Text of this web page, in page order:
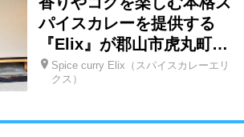
パイスカレーを提供する
『Elix』が郡山市虎丸町…
Spice curry Elix（スパイスカレーエリ
クス）